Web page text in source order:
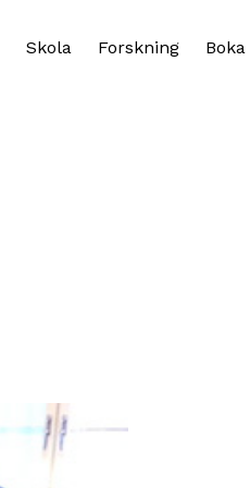
Skola Forskning Boka